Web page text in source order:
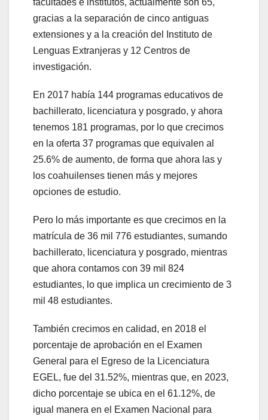
facultades e institutos, actualmente son 65,
gracias a la separación de cinco antiguas
extensiones y a la creación del Instituto de
Lenguas Extranjeras y 12 Centros de
investigación.
En 2017 había 144 programas educativos de
bachillerato, licenciatura y posgrado, y ahora
tenemos 181 programas, por lo que crecimos
en la oferta 37 programas que equivalen al
25.6% de aumento, de forma que ahora las y
los coahuilenses tienen más y mejores
opciones de estudio.
Pero lo más importante es que crecimos en la
matrícula de 36 mil 776 estudiantes, sumando
bachillerato, licenciatura y posgrado, mientras
que ahora contamos con 39 mil 824
estudiantes, lo que implica un crecimiento de 3
mil 48 estudiantes.
También crecimos en calidad, en 2018 el
porcentaje de aprobación en el Examen
General para el Egreso de la Licenciatura
EGEL, fue del 31.52%, mientras que, en 2023,
dicho porcentaje se ubica en el 61.12%, de
igual manera en el Examen Nacional para